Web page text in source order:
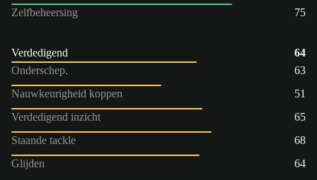
Zelfbeheersing
75
Verdedigend
64
Onderschep.
63
Nauwkeurigheid koppen
51
Verdedigend inzicht
65
Staande tackle
68
Glijden
64